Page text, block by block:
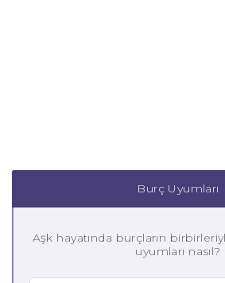
Burç Uyumları
Aşk hayatında burçların
uyumları nasıl?